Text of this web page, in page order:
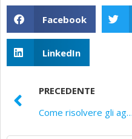
Facebook
LinkedIn
PRECEDENTE
Come risolvere gli aggiornamenti del firmware HP